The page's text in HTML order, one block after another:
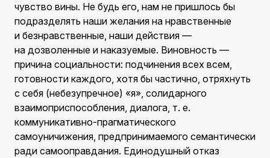
чувство вины. Не будь его, нам не пришлось бы
подразделять наши желания на нравственные
и безнравственные, наши действия —
на дозволенные и наказуемые. Виновность —
причина социальности: подчинения всех всем,
готовности каждого, хотя бы частично, отряхнуть
с себя (небезупречное) «я», солидарного
взаимоприспособления, диалога, т. е.
коммуникативно-прагматического
самоуничижения, предпринимаемого семантически
ради самооправдания. Единодушный отказ